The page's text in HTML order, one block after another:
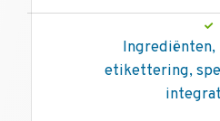
Ingrediënten,
etikettering,